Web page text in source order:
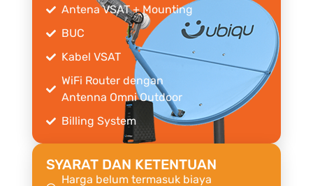
Antena VSAT + Mounting
BUC
Kabel VSAT
WiFi Router dengan
Antenna Omni Outdoor
Billing System
SYARAT DAN KETENTUAN
Harga belum termasuk biaya